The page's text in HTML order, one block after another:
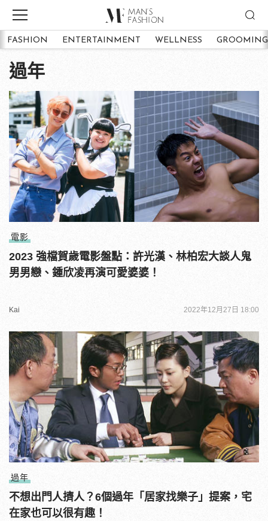
FASHION ENTERTAINMENT WELLNESS GROOMING
過年
電影
2023 強檔賀歲電影盤點：許光漢、林柏宏大談人鬼
男男戀、鍾欣凌再演可愛婆婆！
Kai 2022年12月27日 18:00
過年
不想出門人擠人？6個過年「居家找樂子」提案，宅
在家也可以很有趣！